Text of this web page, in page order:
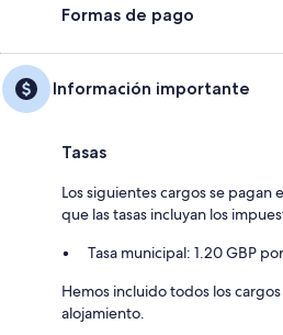
Formas de pago
Información importante
Tasas
Los siguientes cargos se pagan
que las tasas incluyan los
Tasa municipal: 1.20 GBP
Hemos incluido todos los
alojamiento.